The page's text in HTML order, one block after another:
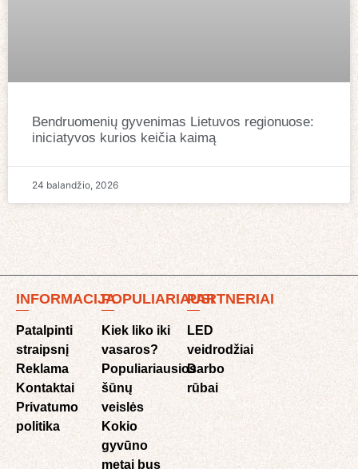
Bendruomenių gyvenimas Lietuvos regionuose:
iniciatyvos kurios keičia kaimą
24 balandžio, 2026
INFORMACIJA
Patalpinti
straipsnį
Reklama
Kontaktai
Privatumo
politika
POPULIARIAUSI
Kiek liko iki
vasaros?
Populiariausios
šūnų
veislės
Kokio
gyvūno
metai bus
PARTNERIAI
LED
veidrodžiai
Darbo
rūbai